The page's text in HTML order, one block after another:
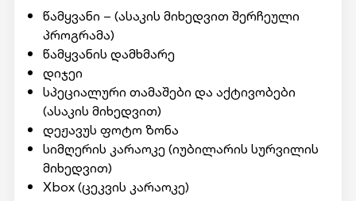
წამყვანი – (ასაკის მიხედვით შერჩეული
პროგრამა)
წამყვანის დამხმარე
დიჯეი
სპეციალური თამაშები და აქტივობები
(ასაკის მიხედვით)
დეჟავუს ფოტო ზონა
სიმღერის კარაოკე (იუბილარის სურვილის
მიხედვით)
Xbox (ცეკვის კარაოკე)